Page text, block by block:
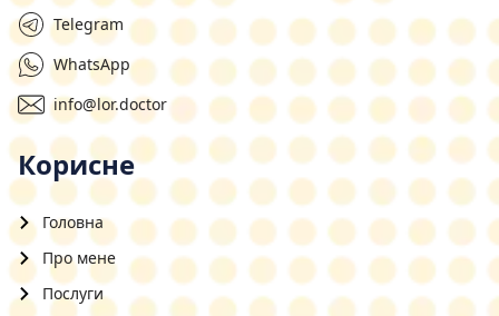
Telegram
WhatsApp
info@lor.doctor
Корисне
Головна
Про мене
Послуги